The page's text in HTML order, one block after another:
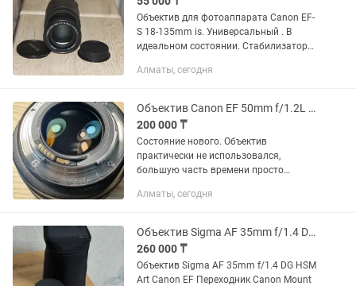
Объектив для фотоаппарата Canon EF-
S 18-135mm is. Универсальный . В
идеальном состоянии. Стабилизатор
Алматы, сегодня
Объектив Canon EF 50mm f/1.2L USM
200 000 ₸
Состояние нового. Объектив
практически не использовался,
большую часть времени просто
покупался новым. В ремонте не был,
Состояние...
Алматы, сегодня
Объектив Sigma AF 35mm f/1.4 DG HSM Art Canon EF Переходник Canon
260 000 ₸
Объектив Sigma AF 35mm f/1.4 DG HSM
Art Canon EF Переходник Canon Mount